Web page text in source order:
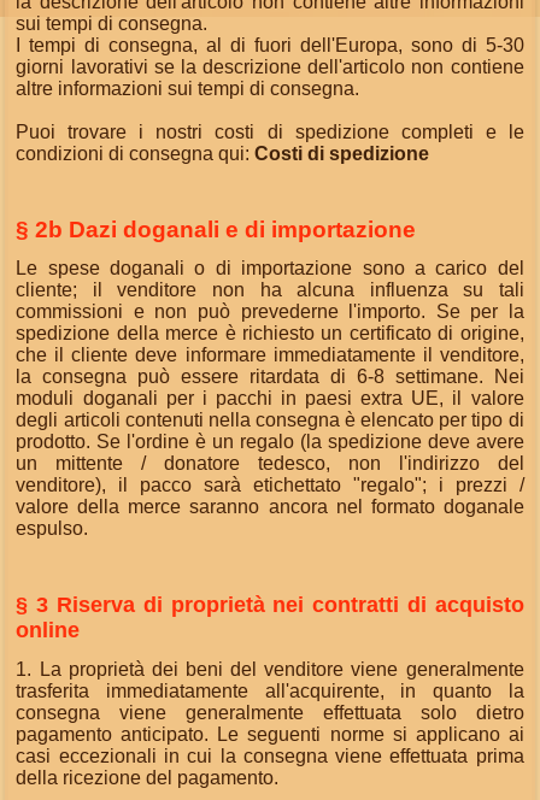
sui tempi di consegna.
I tempi di consegna, al di fuori dell'Europa, sono di 5-30
giorni lavorativi se la descrizione dell'articolo non contiene
altre informazioni sui tempi di consegna.
Puoi trovare i nostri costi di spedizione completi e le
condizioni di consegna qui:Costi di spedizione
§ 2b Dazi doganali e di importazione
Le spese doganali o di importazione sono a carico del
cliente; il venditore non ha alcuna influenza su tali
commissioni e non può prevederne l'importo. Se per la
spedizione della merce è richiesto un certificato di origine,
che il cliente deve informare immediatamente il venditore,
la consegna può essere ritardata di 6-8 settimane. Nei
moduli doganali per i pacchi in paesi extra UE, il valore
degli articoli contenuti nella consegna è elencato per tipo di
prodotto. Se l'ordine è un regalo (la spedizione deve avere
un mittente / donatore tedesco, non l'indirizzo del
venditore), il pacco sarà etichettato "regalo"; i prezzi /
valore della merce saranno ancora nel formato doganale
espulso.
§ 3 Riserva di proprietà nei contratti di acquisto
online
1. La proprietà dei beni del venditore viene generalmente
trasferita immediatamente all'acquirente, in quanto la
consegna viene generalmente effettuata solo dietro
pagamento anticipato. Le seguenti norme si applicano ai
casi eccezionali in cui la consegna viene effettuata prima
della ricezione del pagamento.